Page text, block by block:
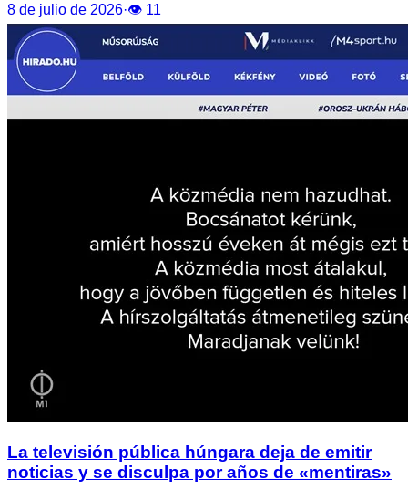
8 de julio de 2026·👁 11
La televisión pública húngara deja de emitir
noticias y se disculpa por años de «mentiras»